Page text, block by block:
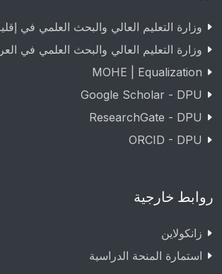
وزارة التعليم العالي والبحث العلمي في
وزارة التعليم العالي والبحث العلمي في
MOHE | Equalization
Google Scholar - DPU
ResearchGate - DPU
ORCID - DPU
روابط خارجية
زانکولاین
استمارة المنحة الدراسية